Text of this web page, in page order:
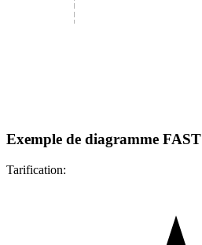
Exemple de diagramme FAST
Tarification: